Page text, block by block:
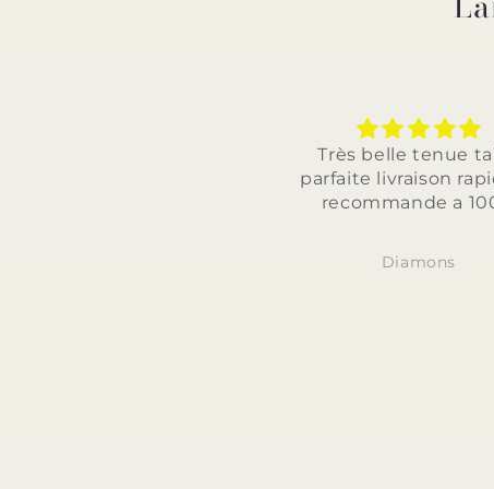
Très belle
parfaite et
je